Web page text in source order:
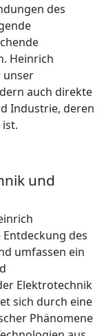
des
Heinrich
unser
auch direkte
Industrie, deren
und
des
umfassen ein
Elektrotechnik
sich durch eine
Phänomene